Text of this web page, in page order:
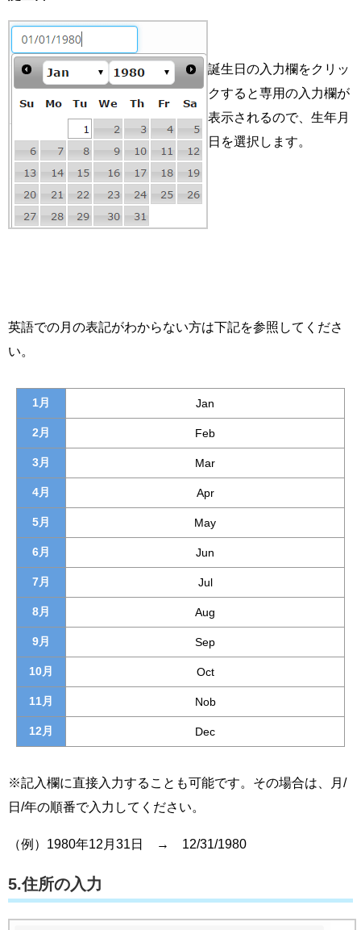
誕生日の入力欄をクリッ
クすると専用の入力欄が
表示されるので、生年月
日を選択します。
英語での月の表記がわからない方は下記を参照してくださ
い。
1月 Jan
2月 Feb
3月 Mar
4月 Apr
5月 May
6月 Jun
7月 Jul
8月 Aug
9月 Sep
10月 Oct
11月 Nob
12月 Dec
※記入欄に直接入力することも可能です。その場合は、月/
日/年の順番で入力してください。
（例）1980年12月31日 → 12/31/1980
5.住所の入力